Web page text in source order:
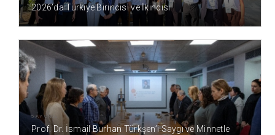
2026’da Türkiye Birincisi ve İkincisi
5 AY ÖNCE
Prof. Dr. İsmail Burhan Türkşen’i Saygı ve Minnetle